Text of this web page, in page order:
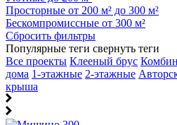
Просторные от 200 м² до 300 м²
Бескомпромиссные от 300 м²
Сбросить фильтры
Популярные теги свернуть теги
Все проекты Клееный брус
дома 1-этажные 2-этажные
крыша